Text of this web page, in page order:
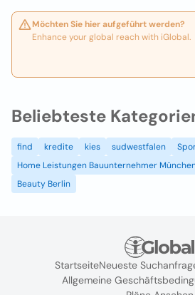
Möchten Sie hier aufgeführt werden?
Enhance your global reach with iGlobal.
Beliebteste
find kredite kies sudwestfalen
Home Leistungen Bauunternehmer
Beauty Berlin
StartseiteNeueste
Allgemeine